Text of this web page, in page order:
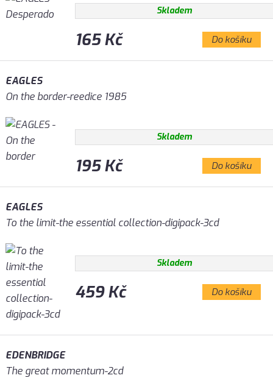
Skladem
165 Kč Do košíku
EAGLES
On the border-reedice 1985
Skladem
195 Kč Do košíku
EAGLES
To the limit-the essential collection-digipack-3cd
Skladem
459 Kč Do košíku
EDENBRIDGE
The great momentum-2cd